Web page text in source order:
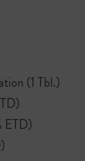
(1 Tbl.)
ETD)